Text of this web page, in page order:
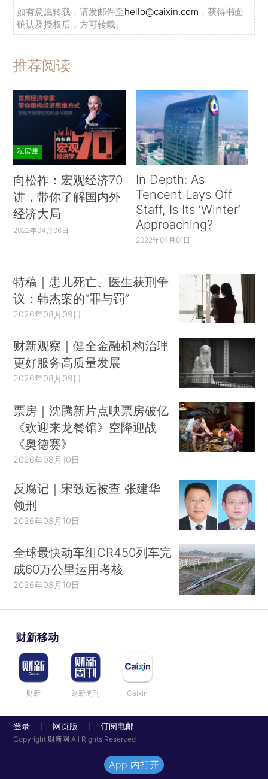
如有意愿转载，请发邮件至hello@caixin.com ，获得书面
确认及授权后，方可转载。
推荐阅读
私房课
向松祚：宏观经济70
讲，带你了解国内外
经济大局
2022年04月06日
In Depth: As
Tencent Lays Off
Staff, Is Its ‘Winter’
Approaching?
2022年04月01日
特稿｜患儿死亡、医生获刑争
议：韩杰案的“罪与罚”
2026年08月09日
财新观察｜健全金融机构治理
更好服务高质量发展
2026年08月09日
票房｜沈腾新片点映票房破亿
《欢迎来龙餐馆》空降迎战
《奥德赛》
2026年08月10日
反腐记｜宋致远被查 张建华
领刑
2026年08月10日
全球最快动车组CR450列车完
成60万公里运用考核
2026年08月10日
财新移动
财新 财新周刊 Caixin
登录 网页版 订阅电邮
Copyright 财新网 All Rights Reserved
App 内打开